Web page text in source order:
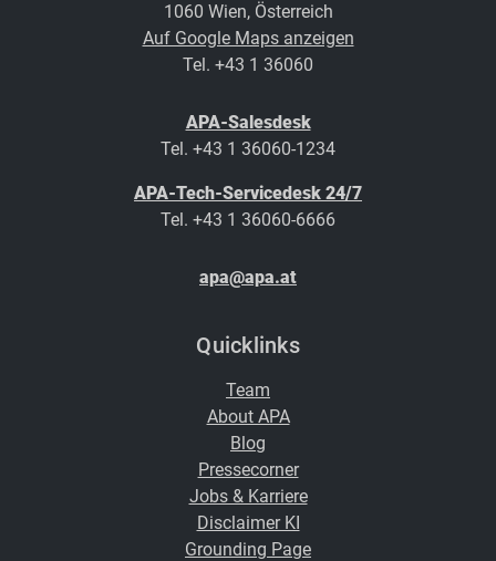
1060 Wien, Österreich
Auf Google Maps anzeigen
Tel. +43 1 36060
APA-Salesdesk
Tel. +43 1 36060-1234
APA-Tech-Servicedesk 24/7
Tel. +43 1 36060-6666
apa@apa.at
Quicklinks
Team
About APA
Blog
Pressecorner
Jobs & Karriere
Disclaimer KI
Grounding Page